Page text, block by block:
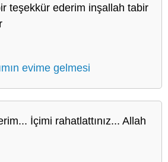
teşekkür ederim inşallah tabir
evime gelmesi
İçimi rahatlattınız... Allah